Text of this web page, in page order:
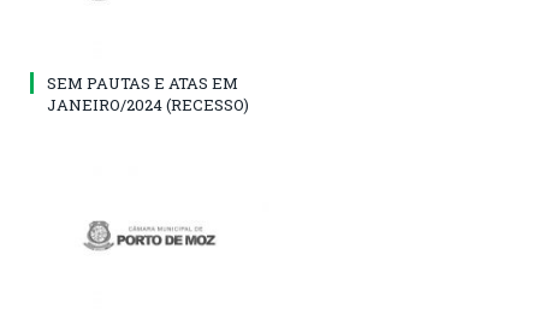
SEM PAUTAS E ATAS EM
JANEIRO/2024 (RECESSO)